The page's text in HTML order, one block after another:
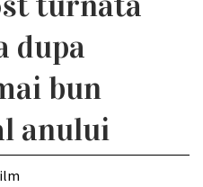
dupa
bun
anului